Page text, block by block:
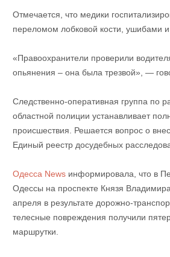
Отмечается, что медики
переломом лобковой кости, ушибами и
«Правоохранители проверили
опьянения – она была трезвой», —
Следственно-оперативная группа по
областной полиции устанавливает
происшествия. Решается вопрос о
Единый реестр досудебных
Одесса Newsинформировала, что в
Одессы на проспекте Князя
апреля в результате дорожно-
телесные повреждения получили
маршрутки.